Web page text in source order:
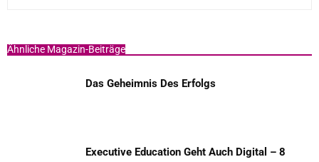
Ähnliche Magazin-Beiträge
Das Geheimnis Des Erfolgs
Executive Education Geht Auch Digital – 8